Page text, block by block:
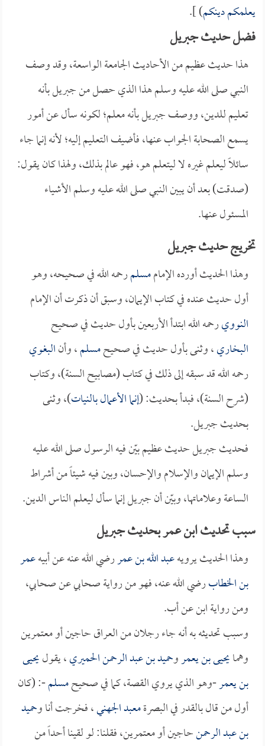
يعلمكم دينكم) ].
فضل حديث جبريل
هذا حديث عظيم من الأحاديث الجامعة الواسعة، وقد وصف
النبي صلى الله عليه وسلم هذا الذي حصل من جبريل بأنه
تعليم للدين، ووصف جبريل بأنه معلم؛ لكونه سأل عن أمور
يسمع الصحابة الجواب عنها، فأضيف التعليم إليه؛ لأنه إنما جاء
سائلاً ليعلم غيره لا ليتعلم هو، فهو عالم بذلك، ولهذا كان يقول:
(صدقت) بعد أن يبين النبي صلى الله عليه وسلم الأشياء
المسئول عنها.
تخريج حديث جبريل
وهذا الحديث أورده الإماممسلمرحمه الله في صحيحه، وهو
أول حديث عنده في كتاب الإيمان، وسبق أن ذكرت أن الإمام
النوويرحمه الله ابتدأ الأربعين بأول حديث في صحيح
البخاري، وثنى بأول حديث في صحيحمسلم، وأنالبغوي
رحمه الله قد سبقه إلى ذلك في كتاب (مصابيح السنة)، وكتاب
(شرح السنة)، فبدأ بحديث: (إنما الأعمال بالنيات)، وثنى
بحديث جبريل.
فحديث جبريل حديث عظيم بيّن فيه الرسول صلى الله عليه
وسلم الإيمان والإسلام والإحسان، وبين فيه شيئاً من أشراط
الساعة وعلاماتها، وبيّن أن جبريل إنما سأل ليعلم الناس الدين.
سبب تحديث ابن عمر بحديث جبريل
وهذا الحديث يرويهعبد الله بن عمررضي الله عنه عن أبيهعمر
بن الخطابرضي الله عنه، فهو من رواية صحابي عن صحابي،
ومن رواية ابن عن أب.
وسبب تحديثه به أنه جاء رجلان من العراق حاجين أو معتمرين
وهمايحيى بن يعمروحميد بن عبد الرحمن الحميري، يقوليحيى
بن يعمر-وهو الذي يروي القصة، كما في صحيحمسلم-: (كان
أول من قال بالقدر في البصرةمعبد الجهني، فخرجت أنا وحميد
بن عبد الرحمنحاجين أو معتمرين، فقلنا: لو لقينا أحداً من